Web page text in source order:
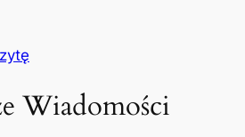
Wiadomości